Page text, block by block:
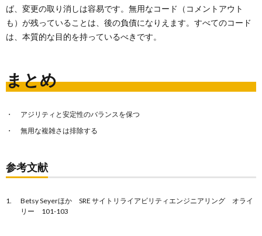
ば、変更の取り消しは容易です。無用なコード（コメントアウト
も）が残っていることは、後の負債になりえます。すべてのコード
は、本質的な目的を持っているべきです。
まとめ
アジリティと安定性のバランスを保つ
無用な複雑さは排除する
参考文献
Betsy Seyerほか SRE サイトリライアビリティエンジニアリング オライ
リー 101-103